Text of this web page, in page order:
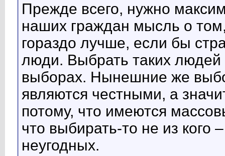
Прежде всего, нужно
наших граждан мысль о
гораздо лучше, если бы
люди. Выбрать таких людей
выборах. Нынешние же
являются честными, а
потому, что имеются
что выбирать-то не из кого
неугодных.